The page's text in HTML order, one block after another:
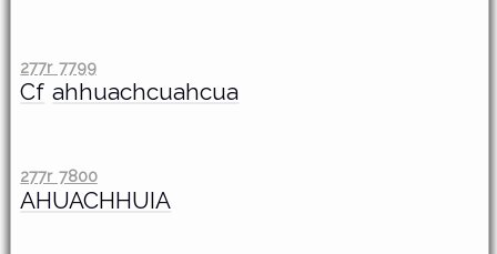
277r 7799
Cf ahhuachcuahcua
277r 7800
AHUACHHUIA